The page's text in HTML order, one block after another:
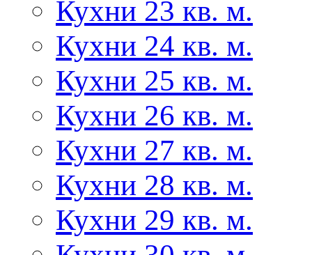
Кухни 23 кв. м.
Кухни 24 кв. м.
Кухни 25 кв. м.
Кухни 26 кв. м.
Кухни 27 кв. м.
Кухни 28 кв. м.
Кухни 29 кв. м.